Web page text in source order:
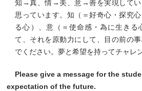
知→真、情→美、意→善を実現してい
思っています。知（＝好奇心・探究
る心）、意（＝使命感・為に生きる
て、それを原動力にして、目の前の
でください。夢と希望を持ってチャレ
Please give a message for the
expectation of the future.